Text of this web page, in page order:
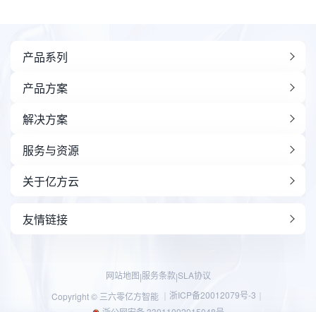
产品系列
产品方案
解决方案
服务与资源
关于亿方云
友情链接
网站地图|服务条款|SLA协议
Copyright © 三六零亿方智能 ｜ 浙ICP备20012079号-3 ｜